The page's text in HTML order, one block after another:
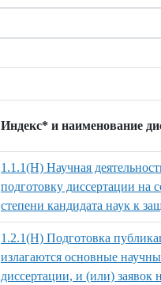
Индекс* и наименование
1.1.1(Н) Научная
подготовку диссертации на
степени кандидата наук к
1.2.1(Н) Подготовка
излагаются основные
диссертации, и (или) заявок